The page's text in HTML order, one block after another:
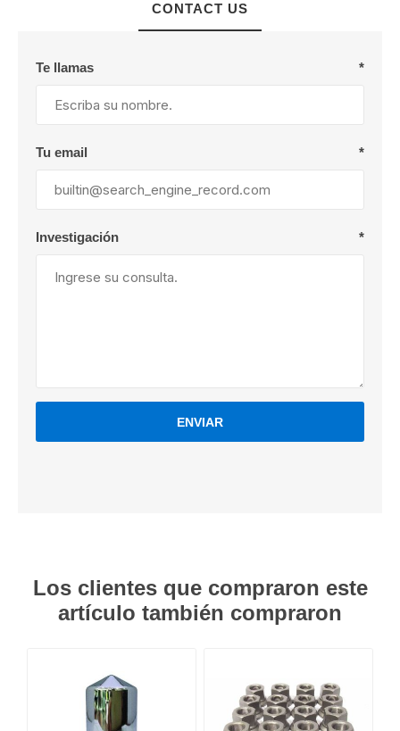
CONTACT US
Te llamas *
Tu email *
Investigación *
ENVIAR
Los clientes que compraron este
artículo también compraron